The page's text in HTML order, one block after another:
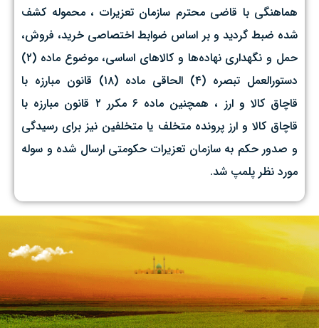
هماهنگی با قاضی محترم سازمان تعزیرات ، محموله کشف
شده ضبط گردید و بر اساس ضوابط اختصاصی خرید، فروش،
حمل و نگهداری نهاده‌ها و کالاهای اساسی، موضوع ماده (۲)
دستورالعمل تبصره (۴) الحاقی ماده (۱۸) قانون مبارزه با
قاچاق کالا و ارز ، همچنین ماده ۶ مکرر ۲ قانون مبارزه با
قاچاق کالا و ارز پرونده متخلف یا متخلفین نیز برای رسیدگی
و صدور حکم به سازمان تعزیرات حکومتی ارسال شده و سوله
مورد نظر پلمپ شد.